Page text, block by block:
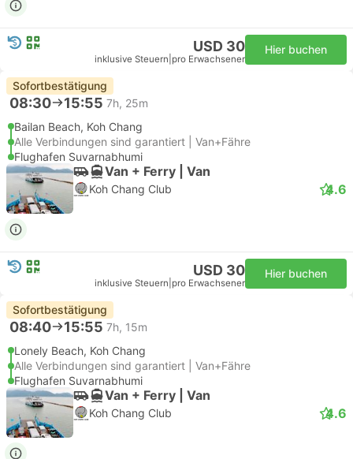
USD 30
inklusive Steuern pro Erwachsener
Hier buchen
Sofortbestätigung
08:30 15:55 7h, 25m
Bailan Beach, Koh Chang
Alle Verbindungen sind garantiert | Van+Fähre
Flughafen Suvarnabhumi
Van + Ferry | Van
Koh Chang Club 4.6
USD 30
inklusive Steuern pro Erwachsener
Hier buchen
Sofortbestätigung
08:40 15:55 7h, 15m
Lonely Beach, Koh Chang
Alle Verbindungen sind garantiert | Van+Fähre
Flughafen Suvarnabhumi
Van + Ferry | Van
Koh Chang Club 4.6